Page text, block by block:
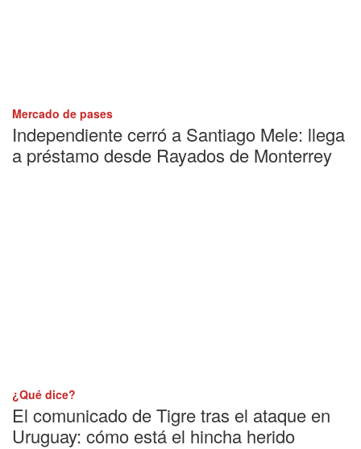
Mercado de pases
Independiente cerró a Santiago Mele: llega
a préstamo desde Rayados de Monterrey
¿Qué dice?
El comunicado de Tigre tras el ataque en
Uruguay: cómo está el hincha herido